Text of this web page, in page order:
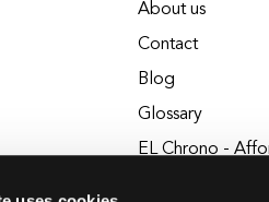
About us
Contact
Blog
Glossary
EL Chrono -